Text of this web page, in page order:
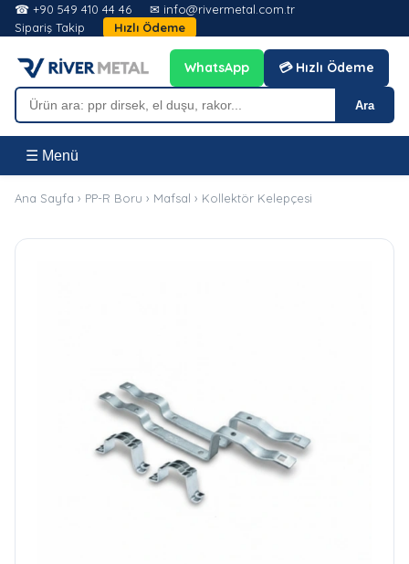
☎ +90 549 410 44 46
✉ info@rivermetal.com.tr
Sipariş Takip
Hızlı Ödeme
Ara
WhatsApp 💳 Hızlı Ödeme
☰ Menü
Ana Sayfa › PP-R Boru › Mafsal › Kollektör Kelepçesi